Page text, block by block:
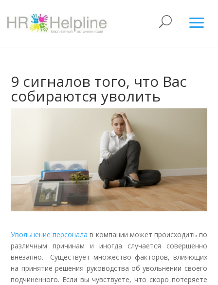
9 сигналов того, что Вас
собираются уволить
Увольнение персонала в компании может происходить по
различным причинам и иногда случается совершенно
внезапно. Существует множество факторов, влияющих
на принятие решения руководства об увольнении своего
подчиненного. Если вы чувствуете, что скоро потеряете